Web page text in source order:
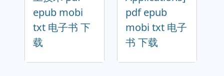
epub mobi
txt 电子书 下
载
pdf epub
mobi txt 电子
书 下载